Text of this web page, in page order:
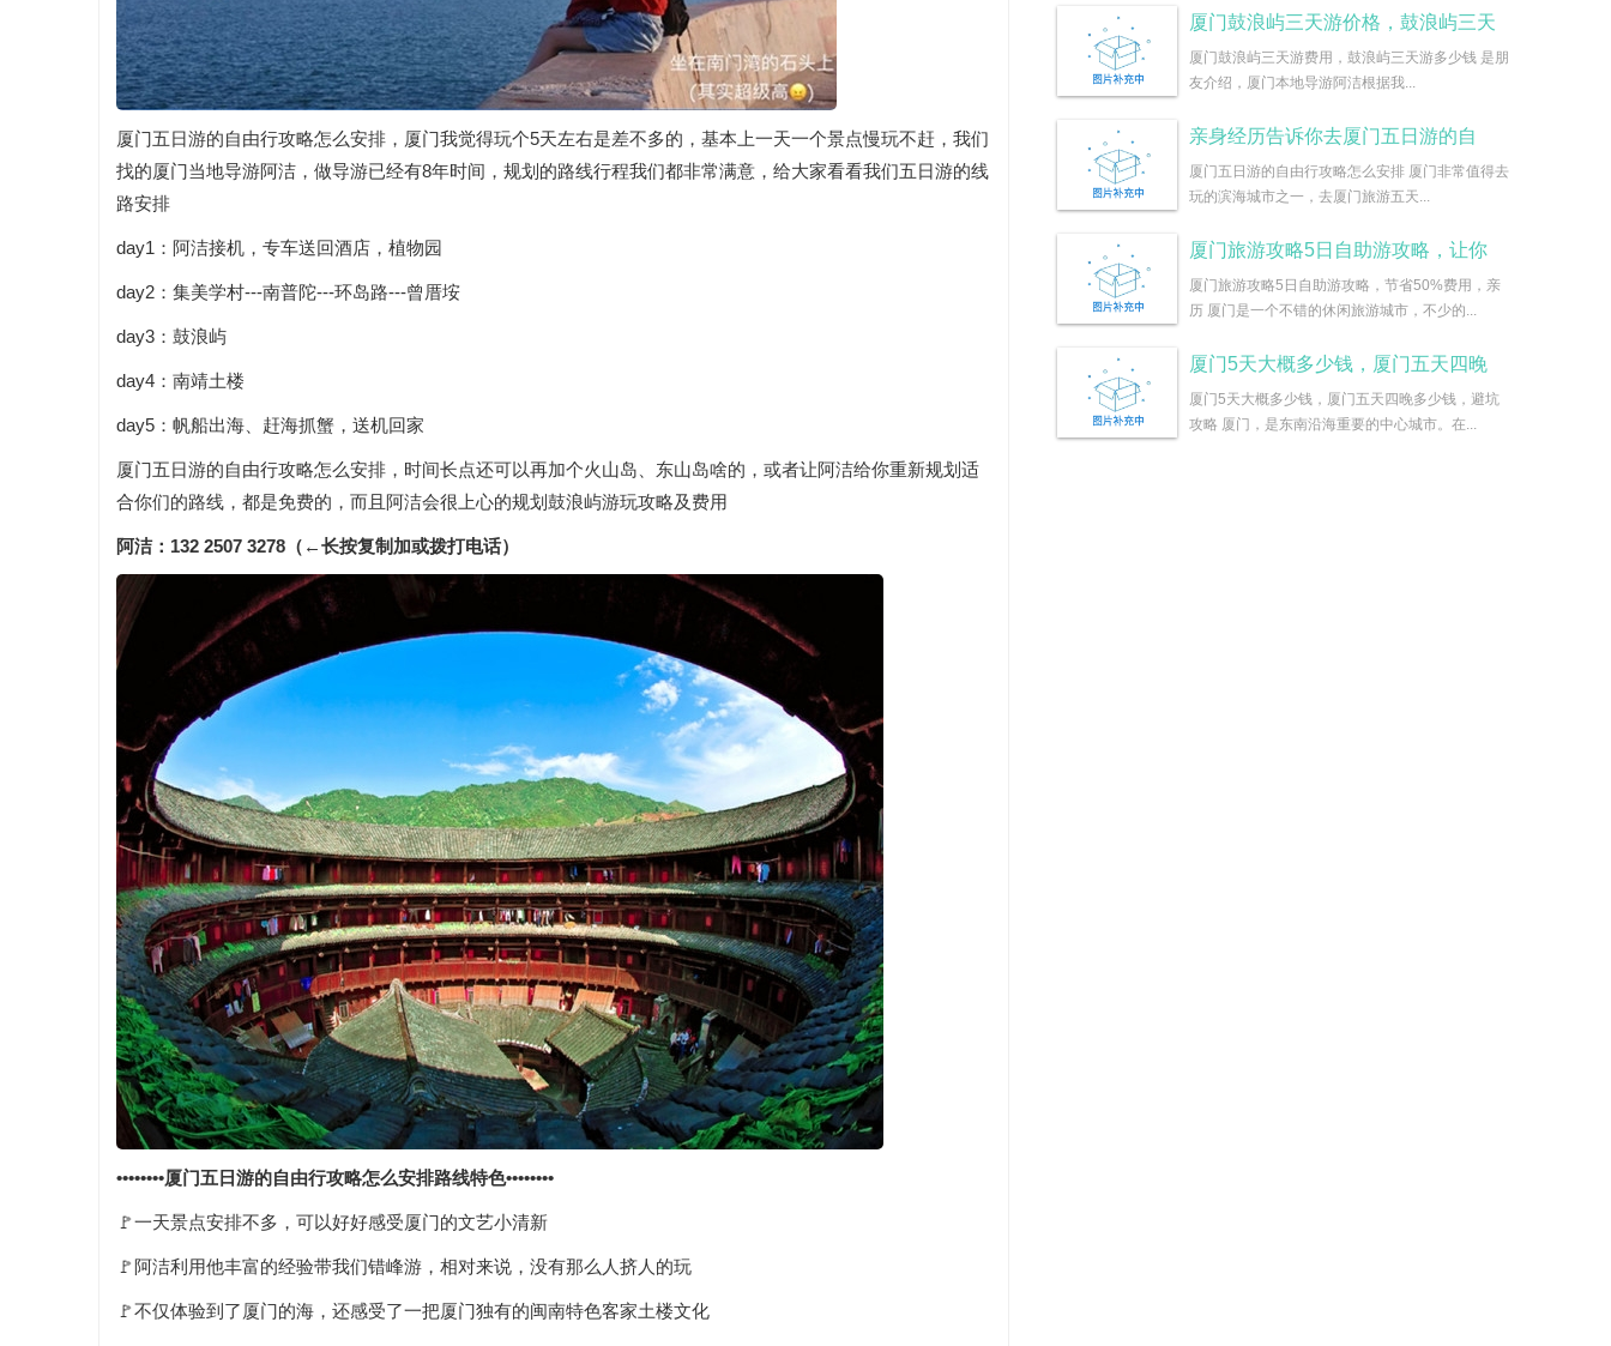
厦门五日游的自由行攻略怎么安排，厦门我觉得玩个5天左右是差不多的，基本上一天一个景点慢玩不赶，我们
找的厦门当地导游阿洁，做导游已经有8年时间，规划的路线行程我们都非常满意，给大家看看我们五日游的线
路安排
day1：阿洁接机，专车送回酒店，植物园
day2：集美学村---南普陀---环岛路---曾厝垵
day3：鼓浪屿
day4：南靖土楼
day5：帆船出海、赶海抓蟹，送机回家
厦门五日游的自由行攻略怎么安排，时间长点还可以再加个火山岛、东山岛啥的，或者让阿洁给你重新规划适
合你们的路线，都是免费的，而且阿洁会很上心的规划鼓浪屿游玩攻略及费用
阿洁：132 2507 3278（←长按复制加或拨打电话）
••••••••厦门五日游的自由行攻略怎么安排路线特色••••••••
🚩一天景点安排不多，可以好好感受厦门的文艺小清新
🚩阿洁利用他丰富的经验带我们错峰游，相对来说，没有那么人挤人的玩
🚩不仅体验到了厦门的海，还感受了一把厦门独有的闽南特色客家土楼文化
厦门鼓浪屿三天游价格，鼓浪屿三天
厦门鼓浪屿三天游费用，鼓浪屿三天游多少钱 是朋
友介绍，厦门本地导游阿洁根据我...
亲身经历告诉你去厦门五日游的自
厦门五日游的自由行攻略怎么安排 厦门非常值得去
玩的滨海城市之一，去厦门旅游五天...
厦门旅游攻略5日自助游攻略，让你
厦门旅游攻略5日自助游攻略，节省50%费用，亲
历 厦门是一个不错的休闲旅游城市，不少的...
厦门5天大概多少钱，厦门五天四晚
厦门5天大概多少钱，厦门五天四晚多少钱，避坑
攻略 厦门，是东南沿海重要的中心城市。在...